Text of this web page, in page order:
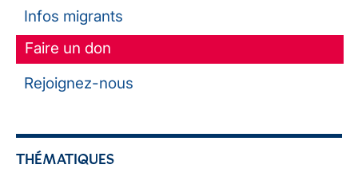
Infos migrants
Faire un don
Rejoignez-nous
THÉMATIQUES